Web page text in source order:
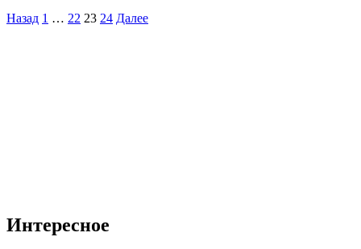
Пагинация
Назад 1 … 22 23 24 Далее
Интересное